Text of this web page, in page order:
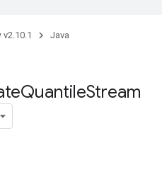
Java
QuantileStream